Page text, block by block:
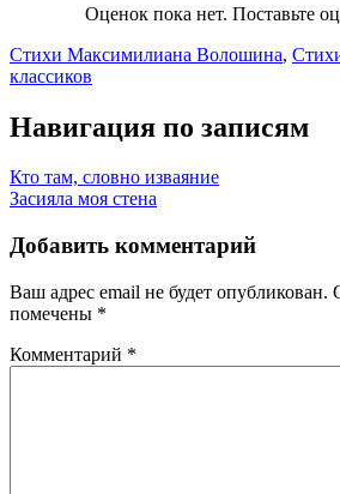
Оценок пока нет. Поставьте
Стихи Максимилиана Волошина,
классиков
Навигация по записям
Кто там, словно изваяние
Засияла моя стена
Добавить комментарий
Ваш адрес email не будет опубликован.
помечены *
Комментарий *